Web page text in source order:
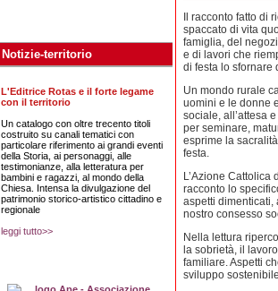
Notizie-territorio
L'Editrice Rotas e il forte legame
con il territorio
Un catalogo con oltre trecento titoli
costruito su canali tematici con
particolare riferimento ai grandi eventi
della Storia, ai personaggi, alle
testimonianze, alla letteratura per
bambini e ragazzi, al mondo della
Chiesa. Intensa la divulgazione del
patrimonio storico-artistico cittadino e
regionale
leggi tutto>>
Il racconto fatto
spaccato di vita
famiglia, del
e di lavori che
di festa lo sfornare
Un mondo rurale
uomini e le donne
sociale, all’attesa
per seminare,
esprime la
festa.
L’Azione
racconto lo
aspetti dimenticati,
nostro consesso
Nella lettura
la sobrietà, il
familiare. Aspetti
sviluppo